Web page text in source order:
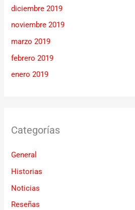
diciembre 2019
noviembre 2019
marzo 2019
febrero 2019
enero 2019
Categorías
General
Historias
Noticias
Reseñas